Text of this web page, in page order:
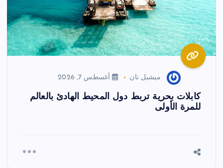
ميشيل نان أغسطس 7, 2026
كابلات بحرية تربط دول المحيط الهادئ بالعالم
للمرة الأولى